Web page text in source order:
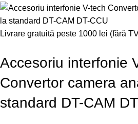
Livrare gratuită peste 1000 lei (fără
Accesoriu interfonie
Convertor camera
standard DT-CAM